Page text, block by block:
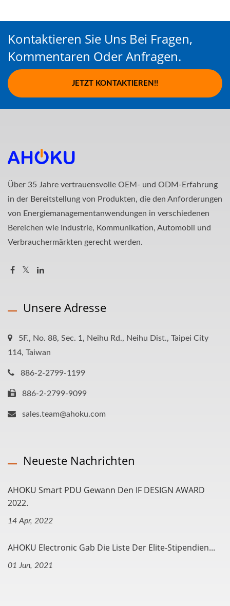
Kontaktieren Sie Uns Bei Fragen,
Kommentaren Oder Anfragen.
JETZT KONTAKTIEREN!!
Über 35 Jahre vertrauensvolle OEM- und ODM-Erfahrung
in der Bereitstellung von Produkten, die den Anforderungen
von Energiemanagementanwendungen in verschiedenen
Bereichen wie Industrie, Kommunikation, Automobil und
Verbrauchermärkten gerecht werden.
Unsere Adresse
5F., No. 88, Sec. 1, Neihu Rd., Neihu Dist., Taipei City
114, Taiwan
886-2-2799-1199
886-2-2799-9099
sales.team@ahoku.com
Neueste Nachrichten
AHOKU Smart PDU Gewann Den IF DESIGN AWARD
2022.
14 Apr, 2022
AHOKU Electronic Gab Die Liste Der Elite-Stipendien...
01 Jun, 2021